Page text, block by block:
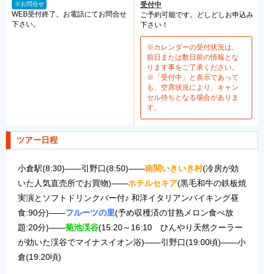
※お問合せ
WEB受付終了。お電話にてお問合せ
下さい。
受付中
ご予約可能です。どしどしお申込み
下さい！
※カレンダーの受付状況は、
前日または数日前の情報とな
ります事をご了承ください。
※「受付中」と表示であって
も、空席状況により、キャン
セル待ちとなる場合がありま
す。
ツアー日程
小倉駅(8:30)――引野口(8:50)――南関いきいき村(冷房が効
いた人気直売所でお買物)――ホテルセキア(黒毛和牛の鉄板焼
実演とソフトドリンクバー付♪ 和洋イタリアンバイキング昼
食:90分)――フルーツの里(予め収穫済の甘熟メロン食べ放
題:20分)――菊池渓谷(15:20～16:10 ひんやり天然クーラー
が効いた渓谷でマイナスイオン浴)――引野口(19:00頃)――小
倉(19:20頃)